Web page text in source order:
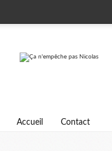
Accueil Contact